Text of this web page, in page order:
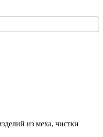
из меха, чистки